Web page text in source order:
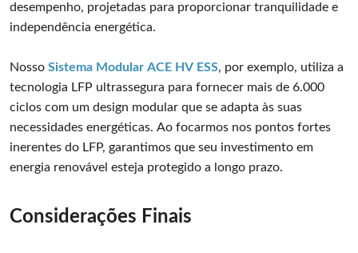
desempenho, projetadas para proporcionar tranquilidade e
independência energética.
Nosso Sistema Modular ACE HV ESS, por exemplo, utiliza a
tecnologia LFP ultrassegura para fornecer mais de 6.000
ciclos com um design modular que se adapta às suas
necessidades energéticas. Ao focarmos nos pontos fortes
inerentes do LFP, garantimos que seu investimento em
energia renovável esteja protegido a longo prazo.
Considerações Finais